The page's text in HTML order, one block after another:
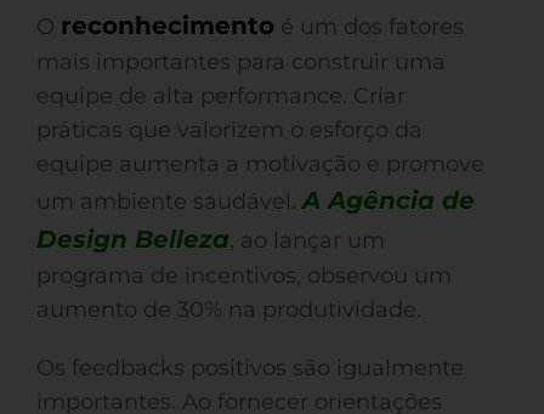
O reconhecimento é um dos fatores
mais importantes para construir uma
equipe de alta performance. Criar
práticas que valorizem o esforço da
equipe aumenta a motivação e promove
um ambiente saudável.A Agência de
Design Belleza, ao lançar um
programa de incentivos, observou um
aumento de 30% na produtividade.
Os feedbacks positivos são igualmente
importantes. Ao fornecer orientações